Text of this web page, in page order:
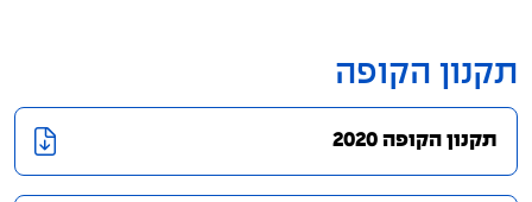
הצבעות באסיפות
מדיניות תגמול מנהלי השקעות
תקנון הקופה
תקנון הקופה 2020